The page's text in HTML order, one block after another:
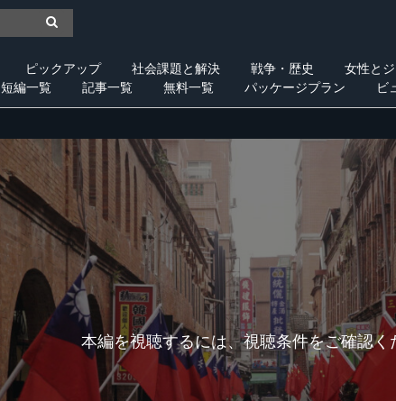
ピックアップ 社会課題と解決 戦争・歴史 女性と
短編一覧 記事一覧 無料一覧 パッケージプラン ビ
本編を視聴するには、視聴条件をご確認く